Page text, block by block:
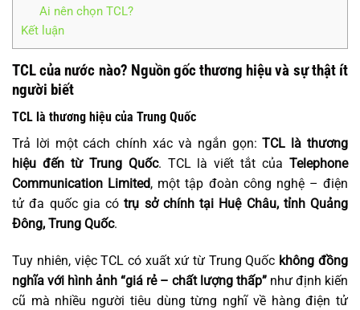
Ai nên chọn TCL?
Kết luận
TCL của nước nào? Nguồn gốc thương hiệu và sự thật ít
người biết
TCL là thương hiệu của Trung Quốc
Trả lời một cách chính xác và ngắn gọn:TCL là thương
hiệu đến từ Trung Quốc. TCL là viết tắt củaTelephone
Communication Limited, một tập đoàn công nghệ – điện
tử đa quốc gia cótrụ sở chính tại Huệ Châu, tỉnh Quảng
Đông, Trung Quốc.
Tuy nhiên, việc TCL có xuất xứ từ Trung Quốc không đồng
nghĩa với hình ảnh “giá rẻ – chất lượng thấp” như định kiến
cũ mà nhiều người tiêu dùng từng nghĩ về hàng điện tử